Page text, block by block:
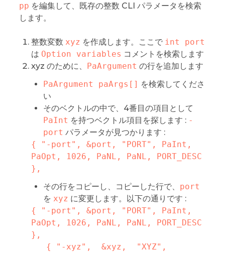
pp を編集して、既存の整数 CLI パラメータを検索
します。
整数変数 xyz を作成します。ここで int port
は Option variables コメントを検索します
xyz のために、 PaArgument の行を追加します
PaArgument paArgs[] を検索してくださ
い
そのベクトルの中で、4番目の項目として
PaInt を持つベクトル項目を探します : -
port パラメータが見つかります :
{ "-port", &port, "PORT", PaInt,
PaOpt, 1026, PaNL, PaNL, PORT_DESC
},
その行をコピーし、コピーした行で、 port
を xyz に変更します。以下の通りです :
{ "-port", &port, "PORT", PaInt,
PaOpt, 1026, PaNL, PaNL, PORT_DESC
},